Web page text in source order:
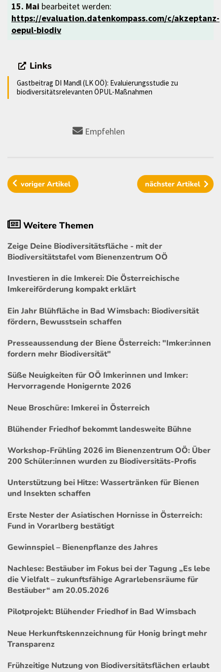
15. Mai bearbeitet werden:
https://evaluation.datenkompass.com/c/akzeptanz-
oepul-biodiv
Links
Gastbeitrag DI Mandl (LK OÖ): Evaluierungsstudie zu
biodiversitätsrelevanten ÖPUL-Maßnahmen
Empfehlen
vorigerArtikel nächster Artikel
Weitere Themen
Zeige Deine Biodiversitätsfläche - mit der
Biodiversitätstafel vom Bienenzentrum OÖ
Investieren in die Imkerei: Die Österreichische
Imkereiförderung kompakt erklärt
Ein Jahr Blühfläche in Bad Wimsbach: Biodiversität
fördern, Bewusstsein schaffen
Presseaussendung der Biene Österreich: "Imker:innen
fordern mehr Biodiversität"
Süße Neuigkeiten für OÖ Imkerinnen und Imker:
Hervorragende Honigernte 2026
Neue Broschüre: Imkerei in Österreich
Blühender Friedhof bekommt landesweite Bühne
Workshop-Frühling 2026 im Bienenzentrum OÖ: Über
200 Schüler:innen wurden zu Biodiversitäts-Profis
Unterstützung bei Hitze: Wassertränken für Bienen
und Insekten schaffen
Erste Nester der Asiatischen Hornisse in Österreich:
Fund in Vorarlberg bestätigt
Gewinnspiel – Bienenpflanze des Jahres
Nachlese: Bestäuber im Fokus bei der Tagung „Es lebe
die Vielfalt – zukunftsfähige Agrarlebensräume für
Bestäuber“ am 20.05.2026
Pilotprojekt: Blühender Friedhof in Bad Wimsbach
Neue Herkunftskennzeichnung für Honig bringt mehr
Transparenz
Frühzeitige Nutzung von Biodiversitätsflächen erlaubt